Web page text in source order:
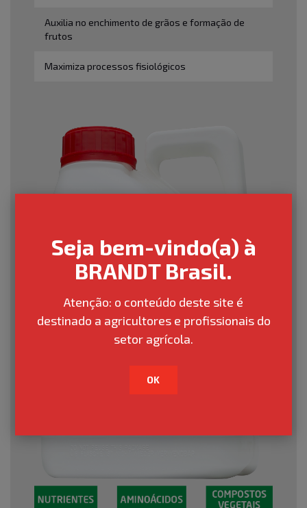
Auxilia no enchimento de grãos e formação de
frutos
Maximiza processos fisiológicos
Seja bem-vindo(a) à
BRANDT Brasil.
Atenção: o conteúdo deste site é
destinado a agricultores e profissionais do
setor agrícola.
OK